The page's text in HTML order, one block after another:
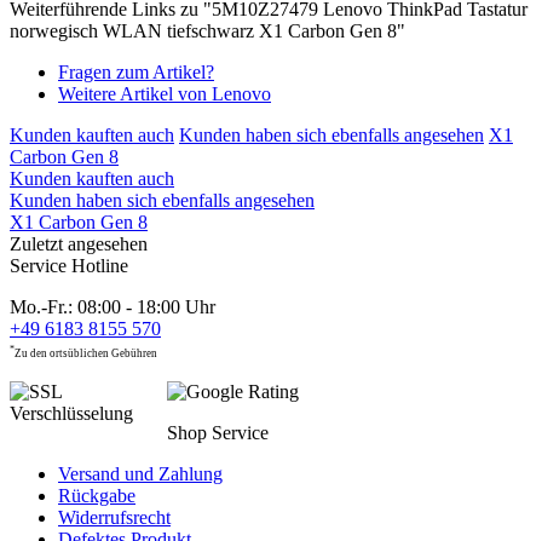
Weiterführende Links zu "5M10Z27479 Lenovo ThinkPad Tastatur
norwegisch WLAN tiefschwarz X1 Carbon Gen 8"
Fragen zum Artikel?
Weitere Artikel von Lenovo
Kunden kauften auch Kunden haben sich ebenfalls angesehen X1
Carbon Gen 8
Kunden kauften auch
Kunden haben sich ebenfalls angesehen
X1 Carbon Gen 8
Zuletzt angesehen
Service Hotline
Mo.-Fr.: 08:00 - 18:00 Uhr
+49 6183 8155 570
*Zu den ortsüblichen Gebühren
Shop Service
Versand und Zahlung
Rückgabe
Widerrufsrecht